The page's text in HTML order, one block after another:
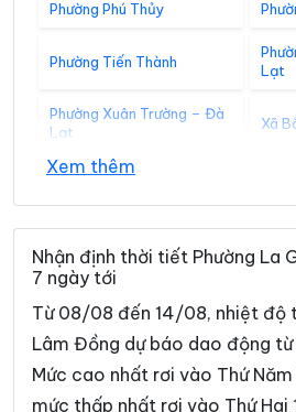
Phường Phú Thủy
Phường Tiến Thành
Lạt
Phường Xuân Trường – Đà
Lạt
Xã
Xã Bắc Ruộng
Xã Bảo Lâm 4 Xã
Xã Bảo Thuận Xã
Xã Cát Tiên 2 Xã
Xã
Xem thêm
Nhận định thời tiết Phường La
7 ngày tới
Từ 08/08 đến 14/08, nhiệt độ
Lâm Đồng dự báo dao động từ
Mức cao nhất rơi vào Thứ
mức thấp nhất rơi vào Thứ Hai